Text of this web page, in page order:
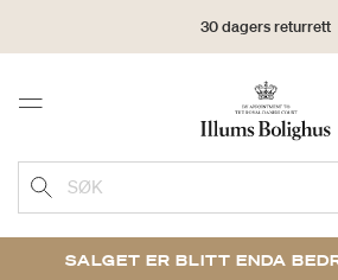
30 dagers returrett
Menu
SØK
SALGET ER BLITT ENDA